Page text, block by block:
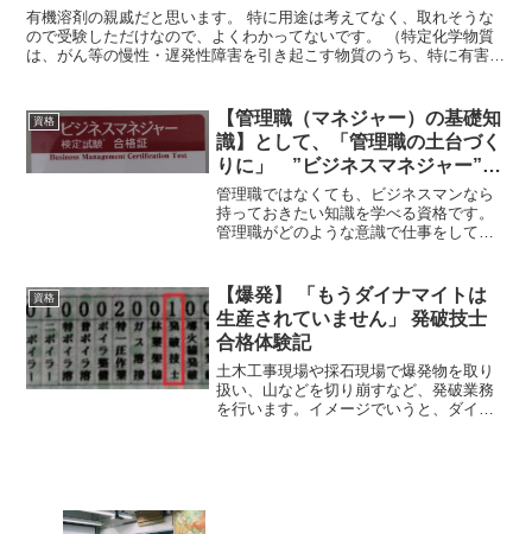
（旧制度：石綿含む） 合格体験
記
有機溶剤の親戚だと思います。 特に用途は考えてなく、取れそうな
ので受験しただけなので、よくわかってないです。 （特定化学物質
は、がん等の慢性・遅発性障害を引き起こす物質のうち、特に有害性
資格
【管理職（マネジャー）の基礎知
識】として、「管理職の土台づく
りに」 ”ビジネスマネジャー”
合格体験記
管理職ではなくても、ビジネスマンなら
持っておきたい知識を学べる資格です。
管理職がどのような意識で仕事をしてい
とき等にどのような仕事の進め方をした
らよいかの参考にもなると思います。
資格
【爆発】 「もうダイナマイトは
生産されていません」 発破技士
合格体験記
土木工事現場や採石現場で爆発物を取り
扱い、山などを切り崩すなど、発破業務
を行います。イメージでいうと、ダイナ